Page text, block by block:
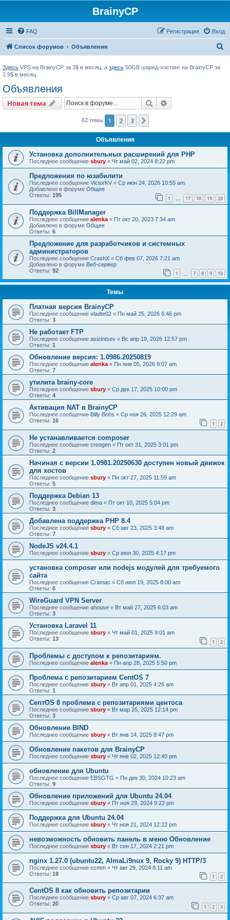
BrainyCP
FAQ Вход
Регистрация
Список форумов Объявления
Здесь VPS на BrainyCP за 3$ в месяц, а здесь 50GB шаред-хостинг на BrainyCP за
1.9$ в месяц
Объявления
Новая тема Поиск
62 темы 1 2 3
Объявления
Установка дополнительных расширений для PHP
Последнее сообщение sbury « Чт май 02, 2024 8:22 pm
Предложения по юзабилити
Последнее сообщение VictorKV « Ср июн 24, 2026 10:55 am
Добавлено в форуме Общее
Ответы: 195 1 … 17 18 19 20
Поддержка BillManager
Последнее сообщение alenka « Пт окт 20, 2023 7:34 am
Добавлено в форуме Общее
Ответы: 6
Предложение для разработчиков и системных
администраторов
Последнее сообщение CrashX « Сб фев 07, 2026 7:21 am
Добавлено в форуме Веб-сервер
Ответы: 92 1 7 8 9 10
Темы
Платная версия BrainyCP
Последнее сообщение vladte02 « Пн май 25, 2026 6:46 pm
Ответы: 3
Не работает FTP
Последнее сообщение asizintsev « Вс апр 19, 2026 12:57 pm
Ответы: 1
Обновление версия: 1.0986.20250819
Последнее сообщение alenka « Пн янв 05, 2026 9:07 am
Ответы: 7
утилита brainy-core
Последнее сообщение sbury « Ср дек 17, 2025 10:00 pm
Ответы: 4
Активация NAT в BrainyCP
Последнее сообщение Billy Bons « Ср ноя 26, 2025 12:29 am
Ответы: 16 1 2
Не устанавливается composer
Последнее сообщение creogen « Пт окт 31, 2025 3:01 pm
Ответы: 2
Начиная с версии 1.0981.20250630 доступен новый движок
для хостов
Последнее сообщение sbury « Пн окт 27, 2025 11:59 am
Ответы: 5
Поддержка Debian 13
Последнее сообщение dima « Пт окт 10, 2025 5:04 pm
Ответы: 3
Добавлена поддержка PHP 8.4
Последнее сообщение sbury « Сб авг 23, 2025 3:48 am
Ответы: 7
NodeJS v24.4.1
Последнее сообщение sbury « Ср июл 30, 2025 4:17 pm
установка composer или nodejs модулей для требуемого
сайта
Последнее сообщение Cramac « Сб июл 19, 2025 8:00 am
Ответы: 6
WireGuard VPN Server
Последнее сообщение ahouse « Вт май 27, 2025 6:03 am
Ответы: 3
Установка Laravel 11
Последнее сообщение sbury « Чт май 01, 2025 9:01 am
Ответы: 13 1 2
Проблемы с доступом к репозитариям.
Последнее сообщение alenka « Пн апр 28, 2025 5:50 pm
Проблема с репозитарием CentOS 7
Последнее сообщение sbury « Вт апр 01, 2025 4:25 am
Ответы: 1
CenтOS 8 проблема с репозитариями центоса
Последнее сообщение sbury « Вт мар 25, 2025 12:14 pm
Ответы: 3
Обновление BIND
Последнее сообщение sbury « Вт янв 14, 2025 8:47 pm
Oбновление пакетов для BrainyCP
Последнее сообщение sbury « Чт янв 02, 2025 12:40 pm
обновление для Ubuntu
Последнее сообщение EBSGTG « Пн дек 30, 2024 10:23 am
Ответы: 9
Обновление приложений для Ubuntu 24.04
Последнее сообщение sbury « Пт ноя 29, 2024 9:22 pm
Поддержка для Ubuntu 24.04
Последнее сообщение sbury « Чт ноя 21, 2024 12:22 pm
невозможность обновить панель в меню Обновление
Последнее сообщение sbury « Вт сен 17, 2024 2:21 pm
nginx 1.27.0 (ubuntu22, AlmaLi9nux 9, Rocky 9) HTTP/3
Последнее сообщение ccmm « Чт авг 29, 2024 8:11 am
Ответы: 19 1 2
CentOS 8 как обновить репозитарии
Последнее сообщение sbury « Ср авг 07, 2024 6:37 am
Ответы: 20 1 2 3